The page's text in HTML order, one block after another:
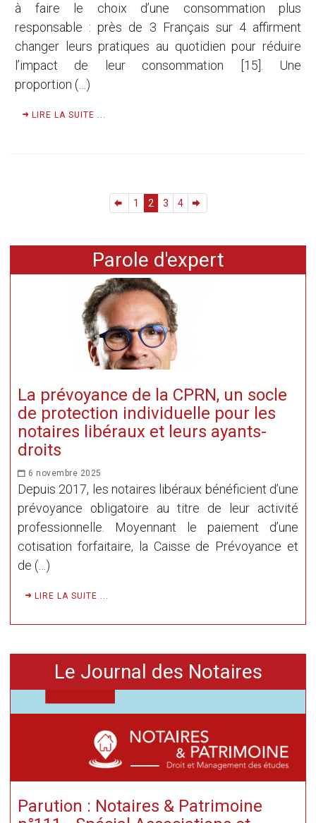
à faire le choix d’une consommation plus
responsable : près de 3 Français sur 4 affirment
changer leurs pratiques au quotidien pour réduire
l’impact de leur consommation [15]. Une
proportion (…)
LIRE LA SUITE ...
1 2 3 4
Parole d'expert
La prévoyance de la CPRN, un socle
de protection individuelle pour les
notaires libéraux et leurs ayants-
droits
6 novembre 2025
Depuis 2017, les notaires libéraux bénéficient d’une
prévoyance obligatoire au titre de leur activité
professionnelle. Moyennant le paiement d’une
cotisation forfaitaire, la Caisse de Prévoyance et
de (…)
LIRE LA SUITE ...
Le Journal des Notaires
Parution : Notaires & Patrimoine